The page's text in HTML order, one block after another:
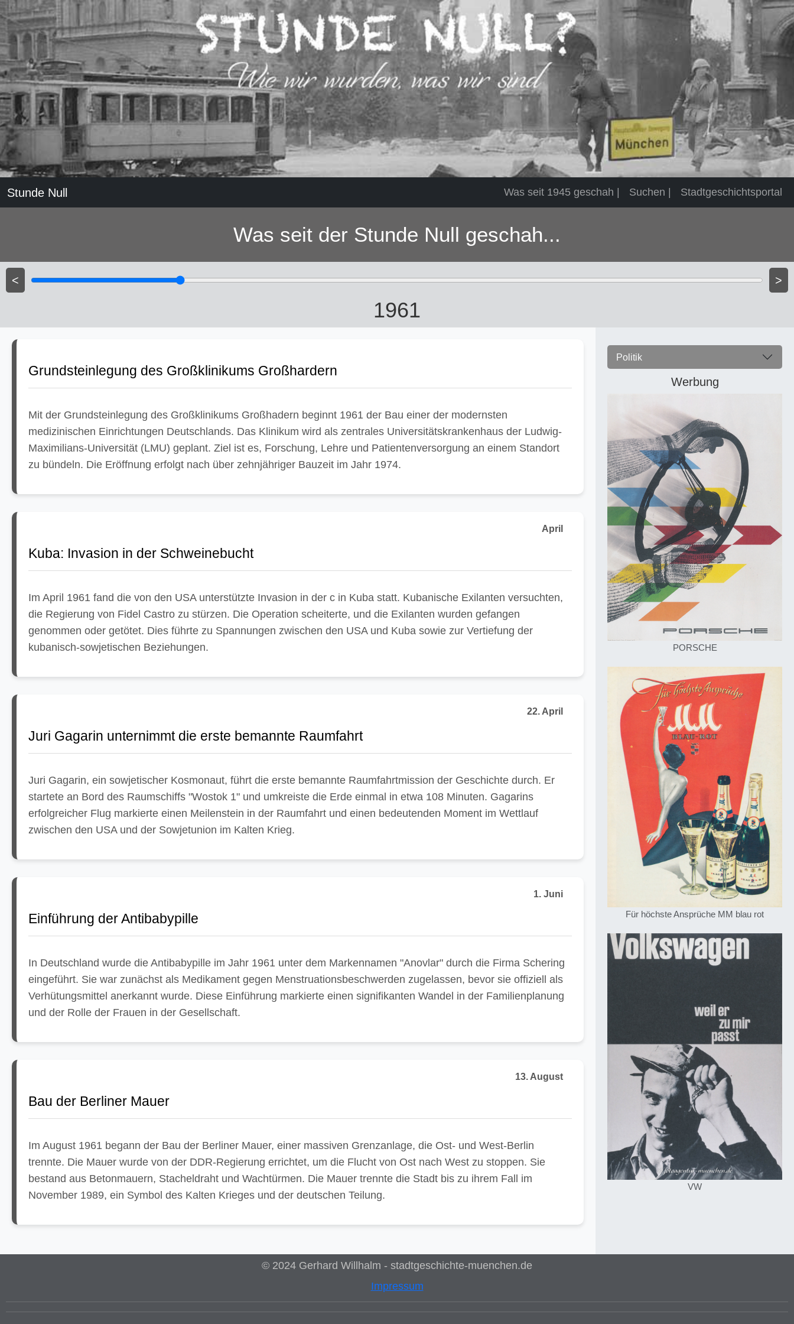
Stunde Null Was seit 1945 geschah | Suchen | Stadtgeschichtsportal
Was seit der Stunde Null geschah...
< >
1961
Grundsteinlegung des Großklinikums Großhardern
Mit der Grundsteinlegung des Großklinikums Großhadern beginnt 1961 der Bau einer der modernsten
medizinischen Einrichtungen Deutschlands. Das Klinikum wird als zentrales Universitätskrankenhaus der Ludwig-
Maximilians-Universität (LMU) geplant. Ziel ist es, Forschung, Lehre und Patientenversorgung an einem Standort
zu bündeln. Die Eröffnung erfolgt nach über zehnjähriger Bauzeit im Jahr 1974.
April
Kuba: Invasion in der Schweinebucht
Im April 1961 fand die von den USA unterstützte Invasion in der c in Kuba statt. Kubanische Exilanten versuchten,
die Regierung von Fidel Castro zu stürzen. Die Operation scheiterte, und die Exilanten wurden gefangen
genommen oder getötet. Dies führte zu Spannungen zwischen den USA und Kuba sowie zur Vertiefung der
kubanisch-sowjetischen Beziehungen.
22. April
Juri Gagarin unternimmt die erste bemannte Raumfahrt
Juri Gagarin, ein sowjetischer Kosmonaut, führt die erste bemannte Raumfahrtmission der Geschichte durch. Er
startete an Bord des Raumschiffs "Wostok 1" und umkreiste die Erde einmal in etwa 108 Minuten. Gagarins
erfolgreicher Flug markierte einen Meilenstein in der Raumfahrt und einen bedeutenden Moment im Wettlauf
zwischen den USA und der Sowjetunion im Kalten Krieg.
1. Juni
Einführung der Antibabypille
In Deutschland wurde die Antibabypille im Jahr 1961 unter dem Markennamen "Anovlar" durch die Firma Schering
eingeführt. Sie war zunächst als Medikament gegen Menstruationsbeschwerden zugelassen, bevor sie offiziell als
Verhütungsmittel anerkannt wurde. Diese Einführung markierte einen signifikanten Wandel in der Familienplanung
und der Rolle der Frauen in der Gesellschaft.
13. August
Bau der Berliner Mauer
Im August 1961 begann der Bau der Berliner Mauer, einer massiven Grenzanlage, die Ost- und West-Berlin
trennte. Die Mauer wurde von der DDR-Regierung errichtet, um die Flucht von Ost nach West zu stoppen. Sie
bestand aus Betonmauern, Stacheldraht und Wachtürmen. Die Mauer trennte die Stadt bis zu ihrem Fall im
November 1989, ein Symbol des Kalten Krieges und der deutschen Teilung.
Politik
Werbung
PORSCHE
Für höchste Ansprüche MM blau rot
VW
© 2024 Gerhard Willhalm - stadtgeschichte-muenchen.de
Impressum